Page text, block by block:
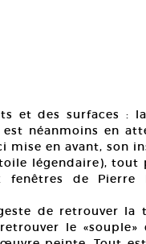
et des surfaces :
néanmoins en
mise en avant, son
légendaire),
de Pierre
de retrouver la
le